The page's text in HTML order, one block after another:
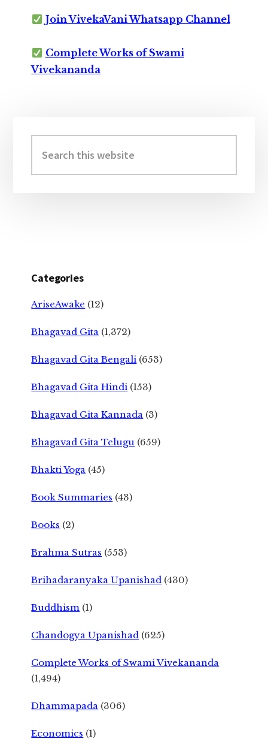
Join VivekaVani Whatsapp Channel
Complete Works of Swami
Vivekananda
Sidebar
this
website
Categories
AriseAwake (12)
Bhagavad Gita (1,372)
Bhagavad Gita Bengali (653)
Bhagavad Gita Hindi (153)
Bhagavad Gita Kannada (3)
Bhagavad Gita Telugu (659)
Bhakti Yoga (45)
Book Summaries (43)
Books (2)
Brahma Sutras (553)
Brihadaranyaka Upanishad (430)
Buddhism (1)
Chandogya Upanishad (625)
Complete Works of Swami Vivekananda
(1,494)
Dhammapada (306)
Economics (1)